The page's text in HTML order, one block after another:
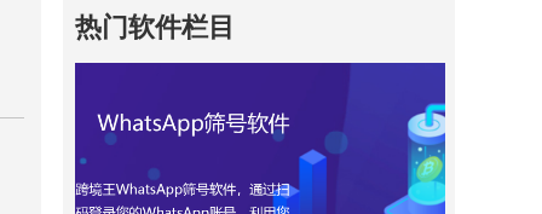
热门软件栏目